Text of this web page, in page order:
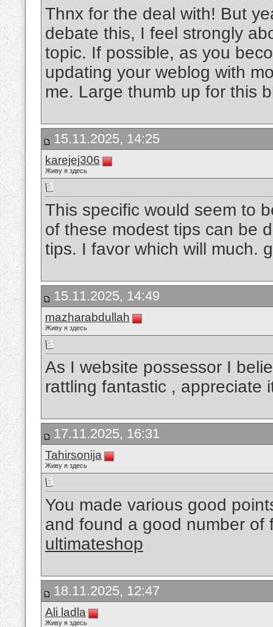
Thnx for the deal with! But
debate this, I feel strongly
topic. If possible, as you
updating your weblog with
me. Large thumb up for this
15.11.2025, 14:25
karejej306
Живу я здесь
This specific would seem to
of these modest tips can be
tips. I favor which will much.
15.11.2025, 14:49
mazharabdullah
Живу я здесь
As I website possessor I
rattling fantastic , appreciate
17.11.2025, 16:31
Tahirsonija
Живу я здесь
You made various good
and found a good number of
ultimateshop
18.11.2025, 12:47
Ali ladla
Живу я здесь